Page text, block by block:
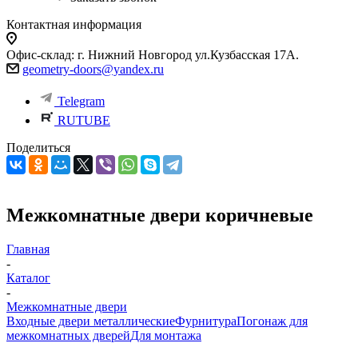
Контактная информация
Офис-склад: г. Нижний Новгород ул.Кузбасская 17А.
geometry-doors@yandex.ru
Telegram
RUTUBE
Поделиться
Межкомнатные двери коричневые
Главная
-
Каталог
-
Межкомнатные двери
Входные двери металлическиеФурнитураПогонаж для
межкомнатных дверейДля монтажа